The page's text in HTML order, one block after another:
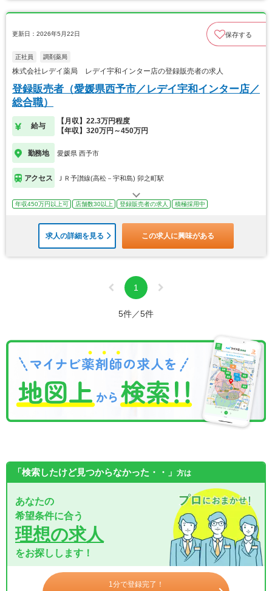
更新日：2026年5月22日 保存する
正社員 調剤薬局
株式会社レデイ薬局 レデイ宇和インター店の登録販売者の求人
登録販売者（愛媛県西予市／レデイ宇和インター店／
総合職）
給与
【月収】22.3万円程度
【年収】320万円～450万円
勤務地 愛媛県 西予市
アクセス ＪＲ予讃線(高松－宇和島) 卯之町駅
年収450万円以上可 店舗数30以上 登録販売者の求人 積極採用中
求人の詳細を見る この求人に興味がある
1
5件／5件
「検索したけど見つからなかった・・」 方は
あなたの
希望条件に合う
理想の求人
をお探しします！
1分で登録完了！